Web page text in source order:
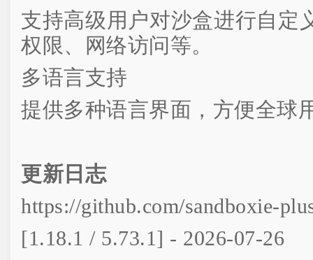
支持高级用户对沙盒进行自定
权限、网络访问等。
多语言支持
提供多种语言界面，方便全球
更新日志
https://github.com/sandboxie-
[1.18.1 / 5.73.1] - 2026-07-26